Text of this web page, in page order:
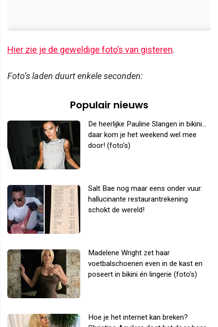
Hier zie je de geweldige foto’s van gisteren.
Foto’s laden duurt enkele seconden:
Populair nieuws
De heerlijke Pauline Slangen in bikini...
daar kom je het weekend wel mee
door! (foto's)
Salt Bae nog maar eens onder vuur:
hallucinante restaurantrekening
schokt de wereld!
Madelene Wright zet haar
voetbalschoenen even in de kast en
poseert in bikini én lingerie (foto's)
Hoe je het internet kan breken?